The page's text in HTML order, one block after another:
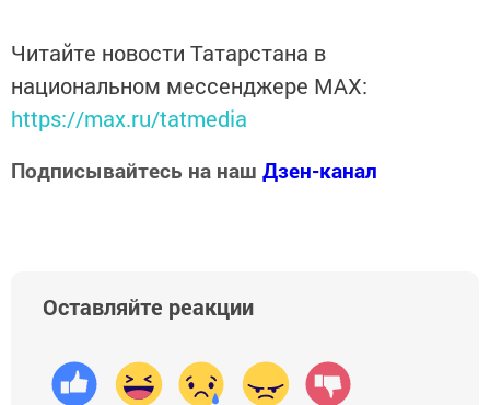
Читайте новости Татарстана в
национальном мессенджере MАХ:
https://max.ru/tatmedia
Подписывайтесь на наш Дзен-канал
Оставляйте реакции